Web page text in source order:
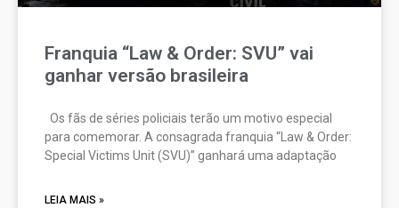
Franquia “Law & Order: SVU” vai
ganhar versão brasileira
Os fãs de séries policiais terão um motivo especial
para comemorar. A consagrada franquia “Law & Order:
Special Victims Unit (SVU)” ganhará uma adaptação
LEIA MAIS »